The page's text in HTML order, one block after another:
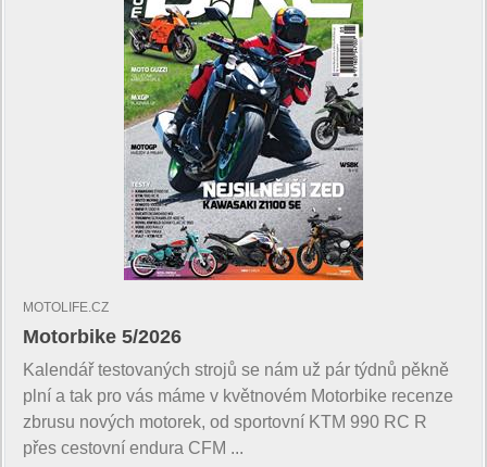
MOTOLIFE.CZ
Motorbike 5/2026
Kalendář testovaných strojů se nám už pár týdnů pěkně
plní a tak pro vás máme v květnovém Motorbike recenze
zbrusu nových motorek, od sportovní KTM 990 RC R
přes cestovní endura CFM ...